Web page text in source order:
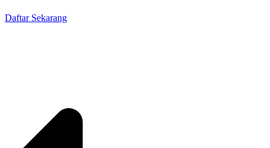
Daftar Sekarang